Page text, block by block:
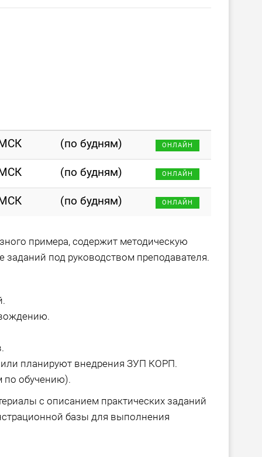
(по будням) ОНЛАЙН
(по будням) ОНЛАЙН
(по будням) ОНЛАЙН
примера, содержит методическую
под руководством преподавателя.
планируют внедрения ЗУП КОРП.
по обучению).
с описанием практических заданий
базы для выполнения